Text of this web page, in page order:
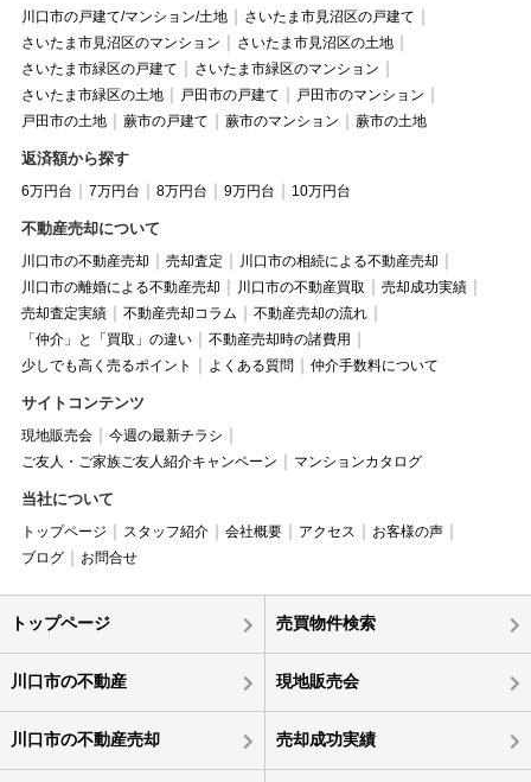
川口市の戸建て/マンション/土地
さいたま市見沼区の戸建て
さいたま市見沼区のマンション
さいたま市見沼区の土地
さいたま市緑区の戸建て
さいたま市緑区のマンション
さいたま市緑区の土地
戸田市の戸建て
戸田市のマンション
戸田市の土地
蕨市の戸建て 蕨市のマンション 蕨市の土地
返済額から探す
6万円台 7万円台 8万円台 9万円台 10万円台
不動産売却について
川口市の不動産売却 売却査定
川口市の相続による不動産売却
川口市の離婚による不動産売却
川口市の不動産買取
売却成功実績
売却査定実績
不動産売却コラム
不動産売却の流れ
「仲介」と「買取」の違い
不動産売却時の諸費用
少しでも高く売るポイント
よくある質問 仲介手数料について
サイトコンテンツ
現地販売会
今週の最新チラシ
ご友人・ご家族ご友人紹介キャンペーン
マンションカタログ
当社について
トップページ スタッフ紹介 会社概要 アクセス
お客様の声
ブログ
お問合せ
トップページ 売買物件検索
川口市の不動産 現地販売会
川口市の不動産売却 売却成功実績